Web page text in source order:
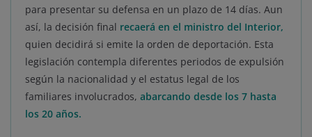
para presentar su defensa en un plazo de 14 días. Aun
así, la decisión final recaerá en el ministro del Interior,
quien decidirá si emite la orden de deportación. Esta
legislación contempla diferentes periodos de expulsión
según la nacionalidad y el estatus legal de los
familiares involucrados, abarcando desde los 7 hasta
los 20 años.